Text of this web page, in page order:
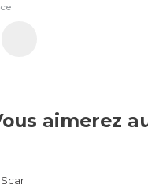
aimerez